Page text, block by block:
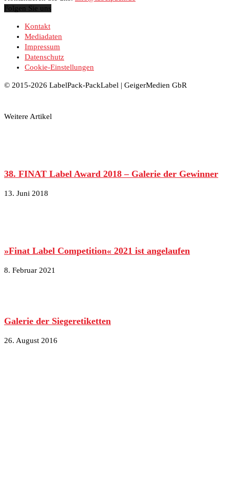
Folgen Sie uns
Kontakt
Mediadaten
Impressum
Datenschutz
Cookie-Einstellungen
© 2015-2026 LabelPack-PackLabel | GeigerMedien GbR
Weitere Artikel
38. FINAT Label Award 2018 – Galerie der Gewinner
13. Juni 2018
»Finat Label Competition« 2021 ist angelaufen
8. Februar 2021
Galerie der Siegeretiketten
26. August 2016